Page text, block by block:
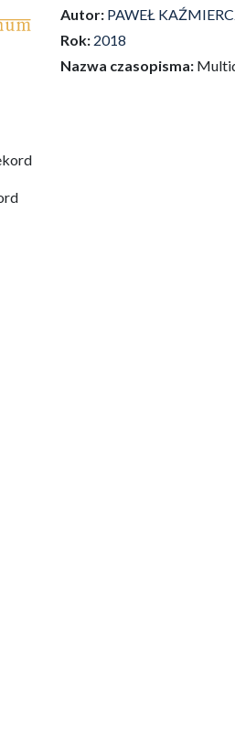
Autor: PAWEŁ
Rok: 2018
Nazwa czasopisma: